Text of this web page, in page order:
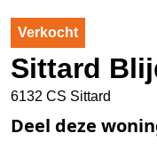
Verkocht
Sittard
6132 CS Sittard